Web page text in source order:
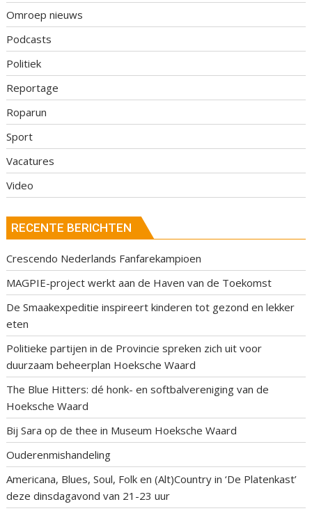
Omroep nieuws
Podcasts
Politiek
Reportage
Roparun
Sport
Vacatures
Video
RECENTE BERICHTEN
Crescendo Nederlands Fanfarekampioen
MAGPIE-project werkt aan de Haven van de Toekomst
De Smaakexpeditie inspireert kinderen tot gezond en lekker
eten
Politieke partijen in de Provincie spreken zich uit voor
duurzaam beheerplan Hoeksche Waard
The Blue Hitters: dé honk- en softbalvereniging van de
Hoeksche Waard
Bij Sara op de thee in Museum Hoeksche Waard
Ouderenmishandeling
Americana, Blues, Soul, Folk en (Alt)Country in ‘De Platenkast’
deze dinsdagavond van 21-23 uur